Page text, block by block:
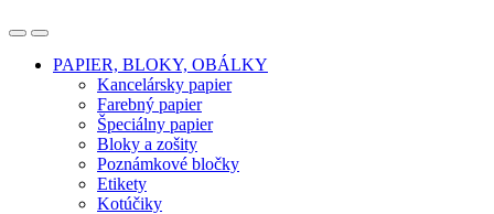
OpenClose
PAPIER, BLOKY, OBÁLKY
Kancelársky papier
Farebný papier
Špeciálny papier
Bloky a zošity
Poznámkové bločky
Etikety
Kotúčiky